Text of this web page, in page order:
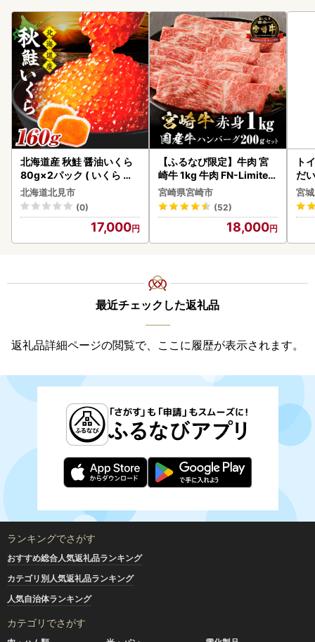
北海道産 秋鮭 醤油いくら
80g×2パック ( いくら イ
クラ 魚卵 鮭 サケ さけ 鮭い
くら 醤油漬け パック 北海
道産 ふるさと納税 秋鮭 )【
北海道北見市
(0)
17,000
【ふるなび限定】牛肉 宮
崎牛 1kg 牛肉 FN-Limited
-VO
宮崎県宮崎市
(52)
18,000
ト
だ
6ロ
宮
最近チェックした返礼品
返礼品詳細ページの閲覧で、ここに履歴が表示されます。
ランキングでさがす
おすすめ総合人気返礼品ランキング
カテゴリ別人気返礼品ランキング
人気自治体ランキング
カテゴリでさがす